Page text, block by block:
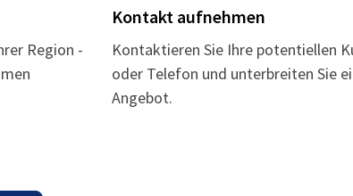
Region -
Kontakt aufnehmen
Kontaktieren Sie Ihre potentiellen
oder Telefon und unterbreiten Sie
Angebot.